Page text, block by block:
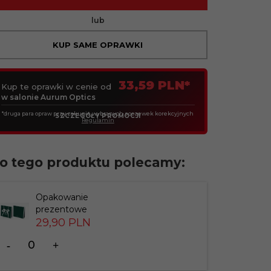
lub
KUP SAME OPRAWKI
Kup te oprawki w cenie od 33,59 PLN*
w salonie Aurum Optics
*druga para opraw przy zakupie wybranych soczewek korekcyjnych
SZCZEGÓŁY PROMOCJI
Regulamin
tego produktu polecamy:
Opakowanie
prezentowe
29,90 PLN
dla